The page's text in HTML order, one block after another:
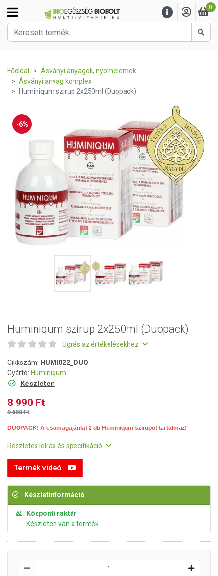
0
Főoldal
Ásványi anyagok, nyomelemek
Ásványi anyag komplex
Huminiqum szirup 2x250ml (Duopack)
-6%
Huminiqum szirup 2x250ml (Duopack)
Ugrás az értékelésekhez
Cikkszám: HUMI022_DUO
Gyártó: Huminiqum
Készleten
8 990 Ft
9 580 Ft
DUOPACK! A csomagajánlat 2 db Huminiqum szirupot tartalmaz!
Részletes leírás és specifikáció
Termék videó
Készletinformáció
Központi raktár
Készleten van a termék